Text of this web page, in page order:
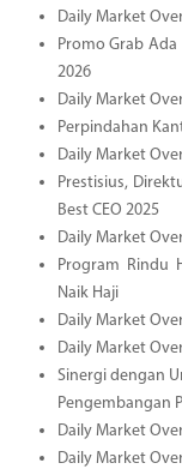
Daily Market
Promo Grab
2026
Daily Market
Perpindahan
Daily Market
Prestisius,
Best CEO 2025
Daily Market
Program Rindu
Naik Haji
Daily Market
Daily Market
Sinergi dengan
Pengembangan
Daily Market
Daily Market